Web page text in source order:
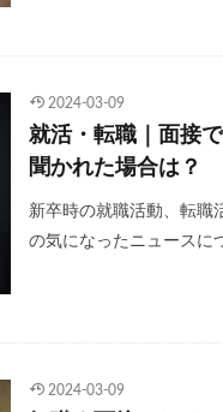
2024-03-09
就活・転職｜面接
聞かれた場合は？
新卒時の就職活動、転職
の気になったニュースに
2024-03-09